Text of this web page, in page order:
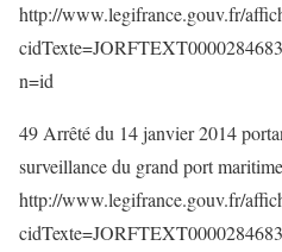
http://www.legifrance.gouv.fr/
n=id
49 Arrêté du 14 janvier 2014
surveillance du grand port
http://www.legifrance.gouv.fr/